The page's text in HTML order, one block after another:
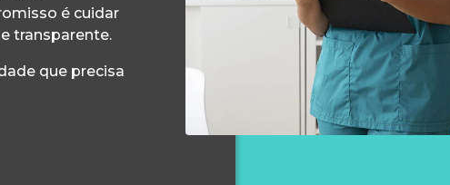
é cuidar
transparente.
que precisa